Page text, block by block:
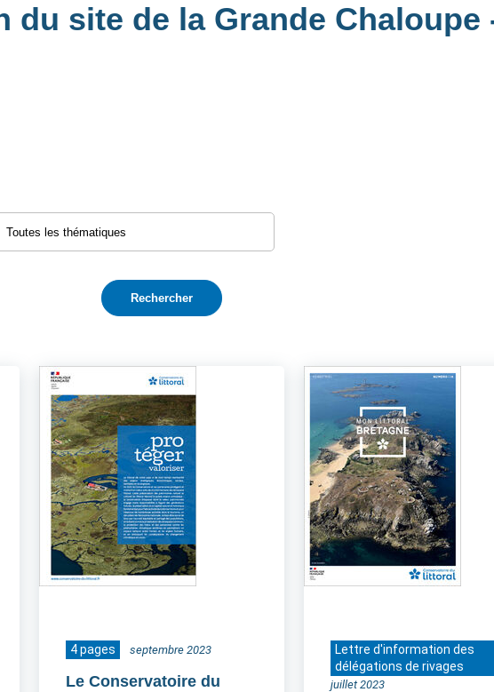
du site de la Grande Chaloupe
4 pages septembre 2023
Le Conservatoire du
Lettre d'information des
délégations de rivages
juillet 2023